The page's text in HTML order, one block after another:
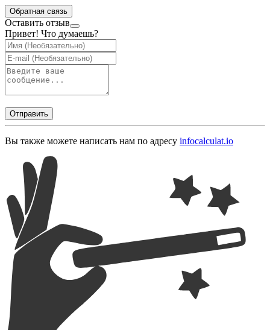
Обратная связь
Оставить отзыв
Привет! Что думаешь?
Отправить
Вы также можете написать нам по адресу infocalculat.io